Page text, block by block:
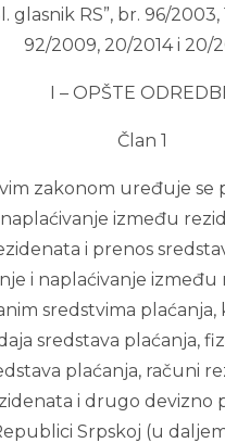
glasnik RS”, br. 96/
92/2009, 20/2014 i 20/
I – OPŠTE
Član 1
zakonom uređuje se
naplaćivanje između
i prenos
i naplaćivanje između
sredstvima plaćanja,
sredstava plaćanja,
plaćanja, računi
i drugo devizno
Srpskoj (u